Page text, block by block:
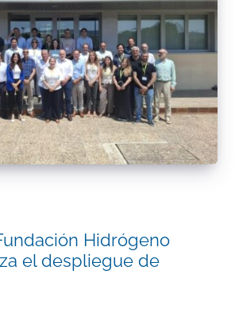
Hidrógeno
el despliegue de